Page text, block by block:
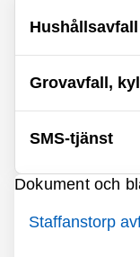
Grovavfall,
SMS-tjänst
Dokument och
Staffanstorp